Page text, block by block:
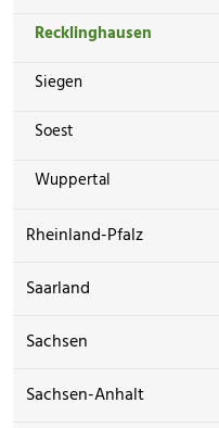
Recklinghausen
Siegen
Soest
Wuppertal
Rheinland-Pfalz
Saarland
Sachsen
Sachsen-Anhalt